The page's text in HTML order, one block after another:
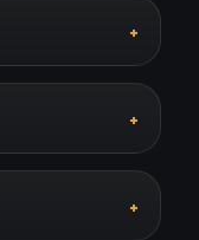
+
+
+